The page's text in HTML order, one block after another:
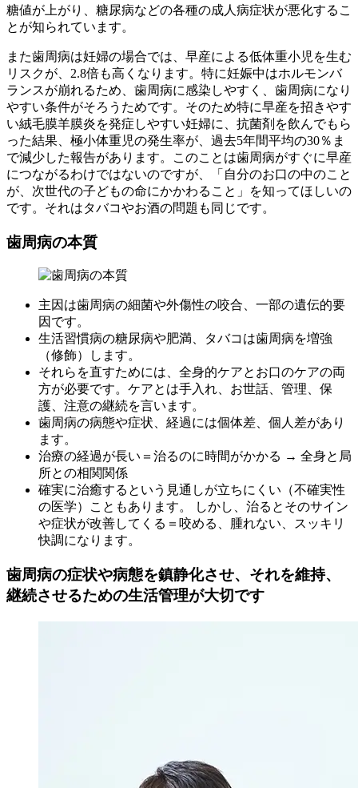
糖値が上がり、糖尿病などの各種の成人病症状が悪化するこ
とが知られています。
また歯周病は妊婦の場合では、早産による低体重小児を生む
リスクが、2.8倍も高くなります。特に妊娠中はホルモンバ
ランスが崩れるため、歯周病に感染しやすく、歯周病になり
やすい条件がそろうためです。そのため特に早産を招きやす
い絨毛膜羊膜炎を発症しやすい妊婦に、抗菌剤を飲んでもら
った結果、極小体重児の発生率が、過去5年間平均の30％ま
で減少した報告があります。このことは歯周病がすぐに早産
につながるわけではないのですが、「自分のお口の中のこと
が、次世代の子どもの命にかかわること」を知ってほしいの
です。それはタバコやお酒の問題も同じです。
歯周病の本質
主因は歯周病の細菌や外傷性の咬合、一部の遺伝的要
因です。
生活習慣病の糖尿病や肥満、タバコは歯周病を増強
（修飾）します。
それらを直すためには、全身的ケアとお口のケアの両
方が必要です。ケアとは手入れ、お世話、管理、保
護、注意の継続を言います。
歯周病の病態や症状、経過には個体差、個人差があり
ます。
治療の経過が長い＝治るのに時間がかかる → 全身と局
所との相関関係
確実に治癒するという見通しが立ちにくい（不確実性
の医学）こともあります。 しかし、治るとそのサイン
や症状が改善してくる＝咬める、腫れない、スッキリ
快調になります。
歯周病の症状や病態を鎮静化させ、それを維持、
継続させるための生活管理が大切です